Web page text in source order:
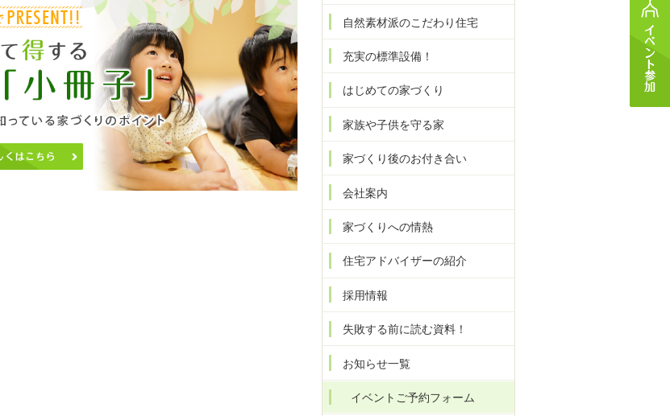
自然素材派のこだわり住宅
充実の標準設備！
はじめての家づくり
家族や子供を守る家
家づくり後のお付き合い
会社案内
家づくりへの情熱
住宅アドバイザーの紹介
採用情報
失敗する前に読む資料！
お知らせ一覧
イベントご予約フォーム